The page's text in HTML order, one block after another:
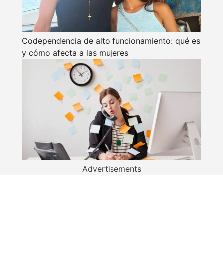
Codependencia de alto funcionamiento: qué es
y cómo afecta a las mujeres
Advertisements